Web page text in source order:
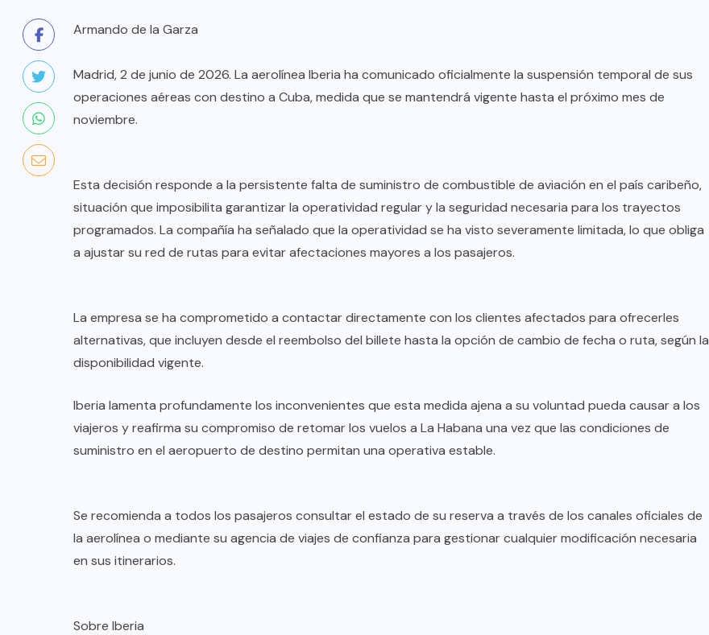
Armando de la Garza
Madrid, 2 de junio de 2026. La aerolínea Iberia ha comunicado oficialmente la suspensión temporal de sus
operaciones aéreas con destino a Cuba, medida que se mantendrá vigente hasta el próximo mes de
noviembre.
Esta decisión responde a la persistente falta de suministro de combustible de aviación en el país caribeño,
situación que imposibilita garantizar la operatividad regular y la seguridad necesaria para los trayectos
programados. La compañía ha señalado que la operatividad se ha visto severamente limitada, lo que obliga
a ajustar su red de rutas para evitar afectaciones mayores a los pasajeros.
La empresa se ha comprometido a contactar directamente con los clientes afectados para ofrecerles
alternativas, que incluyen desde el reembolso del billete hasta la opción de cambio de fecha o ruta, según la
disponibilidad vigente.
Iberia lamenta profundamente los inconvenientes que esta medida ajena a su voluntad pueda causar a los
viajeros y reafirma su compromiso de retomar los vuelos a La Habana una vez que las condiciones de
suministro en el aeropuerto de destino permitan una operativa estable.
Se recomienda a todos los pasajeros consultar el estado de su reserva a través de los canales oficiales de
la aerolínea o mediante su agencia de viajes de confianza para gestionar cualquier modificación necesaria
en sus itinerarios.
Sobre Iberia
NOTICIAS
EL FIN DEL MILAGRO BOHEMIO:
TULUM EN BANCARROTA